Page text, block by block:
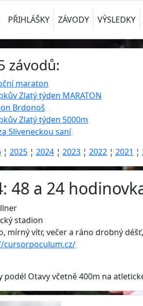
PŘIHLÁŠKY ZÁVODY VÝSLEDKY
závodů:
maraton
Zlatý týden MARATON
Brdonoš
Zlatý týden 5000m
Sliveneckou saní
¦ 2025 ¦ 2024 ¦ 2023 ¦ 2022 ¦ 2021 ¦
48 a 24
stadion
mírný vítr, večer a ráno drobný
cursorpoculum.cz/
Otavy včetně 400m na